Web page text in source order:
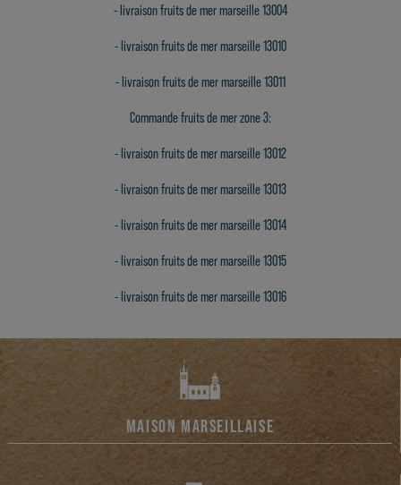
-livraison fruits de mer marseille 13004
-livraison fruits de mer marseille 13010
-livraison fruits de mer marseille 13011
Commande fruits de mer zone 3:
-livraison fruits de mer marseille 13012
-livraison fruits de mer marseille 13013
-livraison fruits de mer marseille 13014
-livraison fruits de mer marseille 13015
-livraison fruits de mer marseille 13016
MAISON MARSEILLAISE